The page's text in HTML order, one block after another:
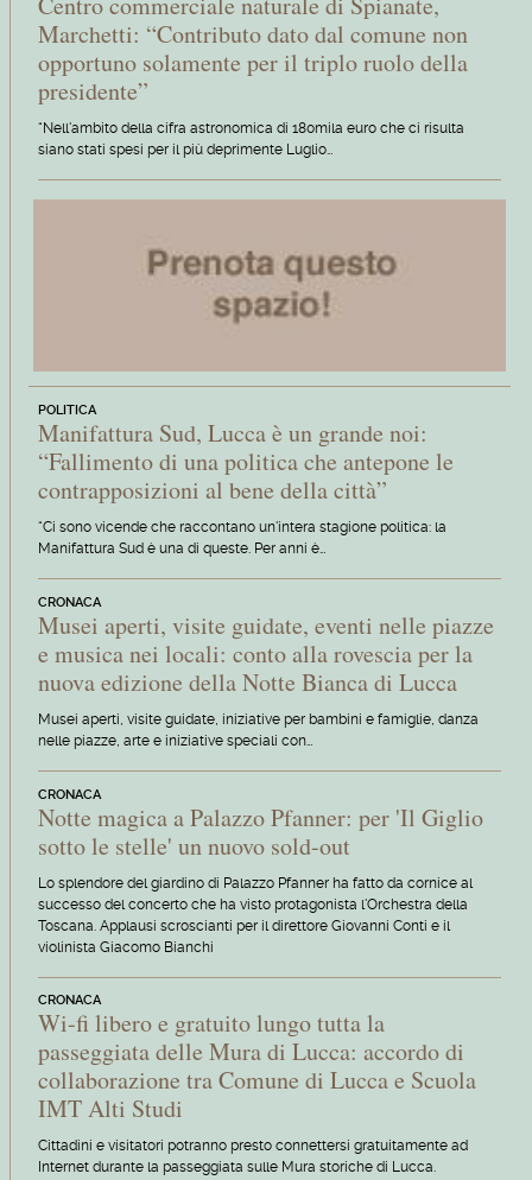
Marchetti: “Contributo dato dal comune non
opportuno solamente per il triplo ruolo della
presidente”
“Nell'ambito della cifra astronomica di 180mila euro che ci risulta
siano stati spesi per il più deprimente Luglio…
POLITICA
Manifattura Sud, Lucca è un grande noi:
“Fallimento di una politica che antepone le
contrapposizioni al bene della città”
“Ci sono vicende che raccontano un'intera stagione politica: la
Manifattura Sud è una di queste. Per anni è…
CRONACA
Musei aperti, visite guidate, eventi nelle piazze
e musica nei locali: conto alla rovescia per la
nuova edizione della Notte Bianca di Lucca
Musei aperti, visite guidate, iniziative per bambini e famiglie, danza
nelle piazze, arte e iniziative speciali con…
CRONACA
Notte magica a Palazzo Pfanner: per 'Il Giglio
sotto le stelle' un nuovo sold-out
Lo splendore del giardino di Palazzo Pfanner ha fatto da cornice al
successo del concerto che ha visto protagonista l'Orchestra della
Toscana. Applausi scroscianti per il direttore Giovanni Conti e il
violinista Giacomo Bianchi
CRONACA
Wi-fi libero e gratuito lungo tutta la
passeggiata delle Mura di Lucca: accordo di
collaborazione tra Comune di Lucca e Scuola
IMT Alti Studi
Cittadini e visitatori potranno presto connettersi gratuitamente ad
Internet durante la passeggiata sulle Mura storiche di Lucca.